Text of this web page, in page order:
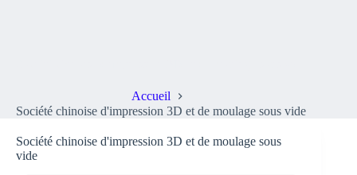
Accueil
Société chinoise d'impression 3D et de moulage sous vide
Société chinoise d'impression 3D et de moulage sous
vide